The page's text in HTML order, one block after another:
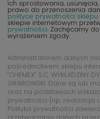
ich sprostowania,
prawo do przenoszenia
polityce prywatności
sklepie internetowym
prywatności. Zachęcamy
wyrażeniem zgody.
Administratorem danych
pośrednictwem sklepu
"CHEMEX" S.C. WYKŁADZINY
GRABOWSKI. Dane są lub
oraz na podstawach
prywatności (np. realizacja
Polityka prywatności